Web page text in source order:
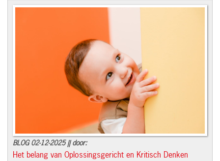
BLOG 02-12-2025 || door:
Het belang van Oplossingsgericht en Kritisch Denken